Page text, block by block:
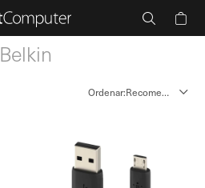
Belkin
Recomendados